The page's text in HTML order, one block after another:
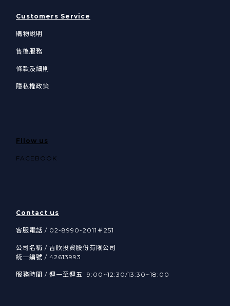
Customers Service
購物說明
售後服務
條款及細則
隱私權政策
Fllow us
FACEBOOK
Contact us
客服電話 / 02-8990-2011＃251
公司名稱 / 吉欣投資股份有限公司
統一編號 / 42613993
服務時間 / 週一至週五 9:00~12:30/13:30~18:00